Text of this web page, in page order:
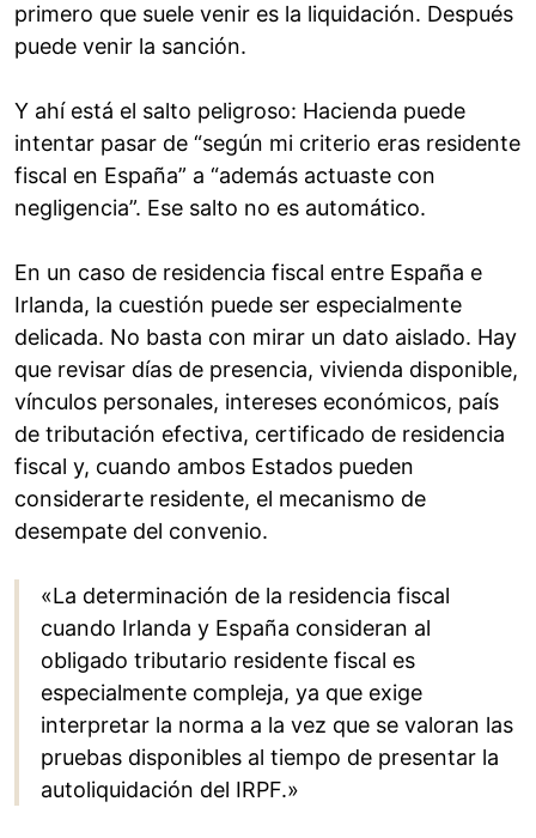
primero que suele venir es la liquidación. Después
puede venir la sanción.
Y ahí está el salto peligroso: Hacienda puede
intentar pasar de “según mi criterio eras residente
fiscal en España” a “además actuaste con
negligencia”. Ese salto no es automático.
En un caso de residencia fiscal entre España e
Irlanda, la cuestión puede ser especialmente
delicada. No basta con mirar un dato aislado. Hay
que revisar días de presencia, vivienda disponible,
vínculos personales, intereses económicos, país
de tributación efectiva, certificado de residencia
fiscal y, cuando ambos Estados pueden
considerarte residente, el mecanismo de
desempate del convenio.
«La determinación de la residencia fiscal
cuando Irlanda y España consideran al
obligado tributario residente fiscal es
especialmente compleja, ya que exige
interpretar la norma a la vez que se valoran las
pruebas disponibles al tiempo de presentar la
autoliquidación del IRPF.»